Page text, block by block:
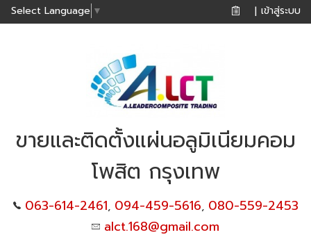
Select Language ▼ | เข้าสู่ระบบ
ขายและติดตั้งแผ่นอลูมิเนียมคอม
โพสิต กรุงเทพ
063-614-2461, 094-459-5616, 080-559-2453
alct.168@gmail.com